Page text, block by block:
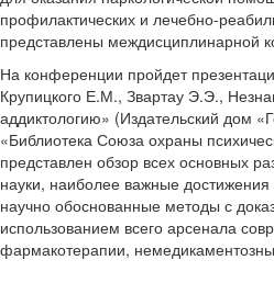
профилактических и лечебно-
представлены междисциплинарной
На конференции пройдет
Крупицкого Е.М., Звартау Э.Э.,
аддиктологию» (Издательский дом
«Библиотека Союза охраны
представлен обзор всех основных
науки, наиболее важные
научно обоснованные методы с
использованием всего арсенала
фармакотерапии,